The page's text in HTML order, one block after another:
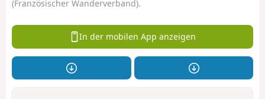
(Französischer Wanderverband).
In der mobilen App anzeigen